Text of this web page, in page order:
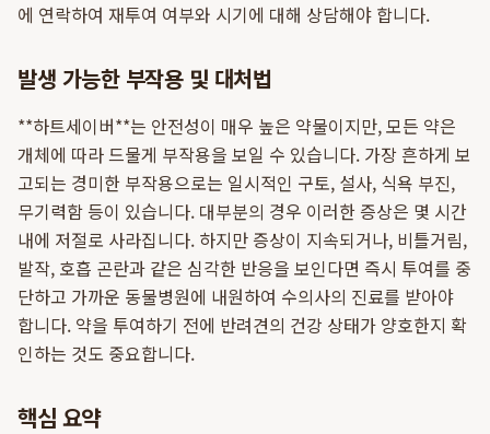
에 연락하여 재투여 여부와 시기에 대해 상담해야 합니다.
발생 가능한 부작용 및 대처법
**하트세이버**는 안전성이 매우 높은 약물이지만, 모든 약은
개체에 따라 드물게 부작용을 보일 수 있습니다. 가장 흔하게 보
고되는 경미한 부작용으로는 일시적인 구토, 설사, 식욕 부진,
무기력함 등이 있습니다. 대부분의 경우 이러한 증상은 몇 시간
내에 저절로 사라집니다. 하지만 증상이 지속되거나, 비틀거림,
발작, 호흡 곤란과 같은 심각한 반응을 보인다면 즉시 투여를 중
단하고 가까운 동물병원에 내원하여 수의사의 진료를 받아야
합니다. 약을 투여하기 전에 반려견의 건강 상태가 양호한지 확
인하는 것도 중요합니다.
핵심 요약